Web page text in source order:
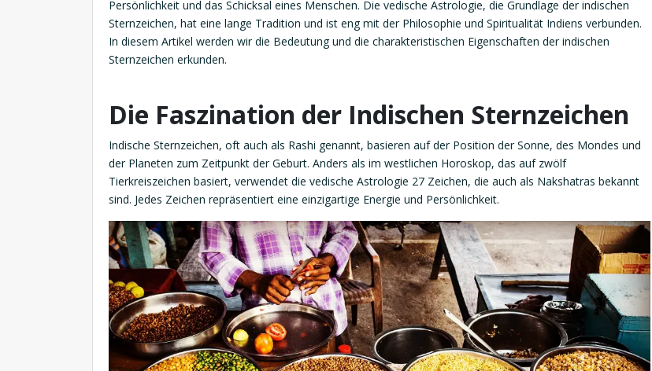
Persönlichkeit und das Schicksal eines Menschen. Die vedische Astrologie, die Grundlage der indischen
Sternzeichen, hat eine lange Tradition und ist eng mit der Philosophie und Spiritualität Indiens verbunden.
In diesem Artikel werden wir die Bedeutung und die charakteristischen Eigenschaften der indischen
Sternzeichen erkunden.
Die Faszination der Indischen Sternzeichen
Indische Sternzeichen, oft auch als Rashi genannt, basieren auf der Position der Sonne, des Mondes und
der Planeten zum Zeitpunkt der Geburt. Anders als im westlichen Horoskop, das auf zwölf
Tierkreiszeichen basiert, verwendet die vedische Astrologie 27 Zeichen, die auch als Nakshatras bekannt
sind. Jedes Zeichen repräsentiert eine einzigartige Energie und Persönlichkeit.